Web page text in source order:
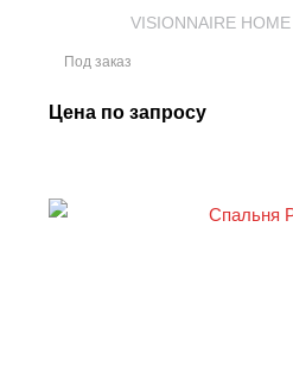
VISIONNAIRE
Под заказ
Цена по запросу